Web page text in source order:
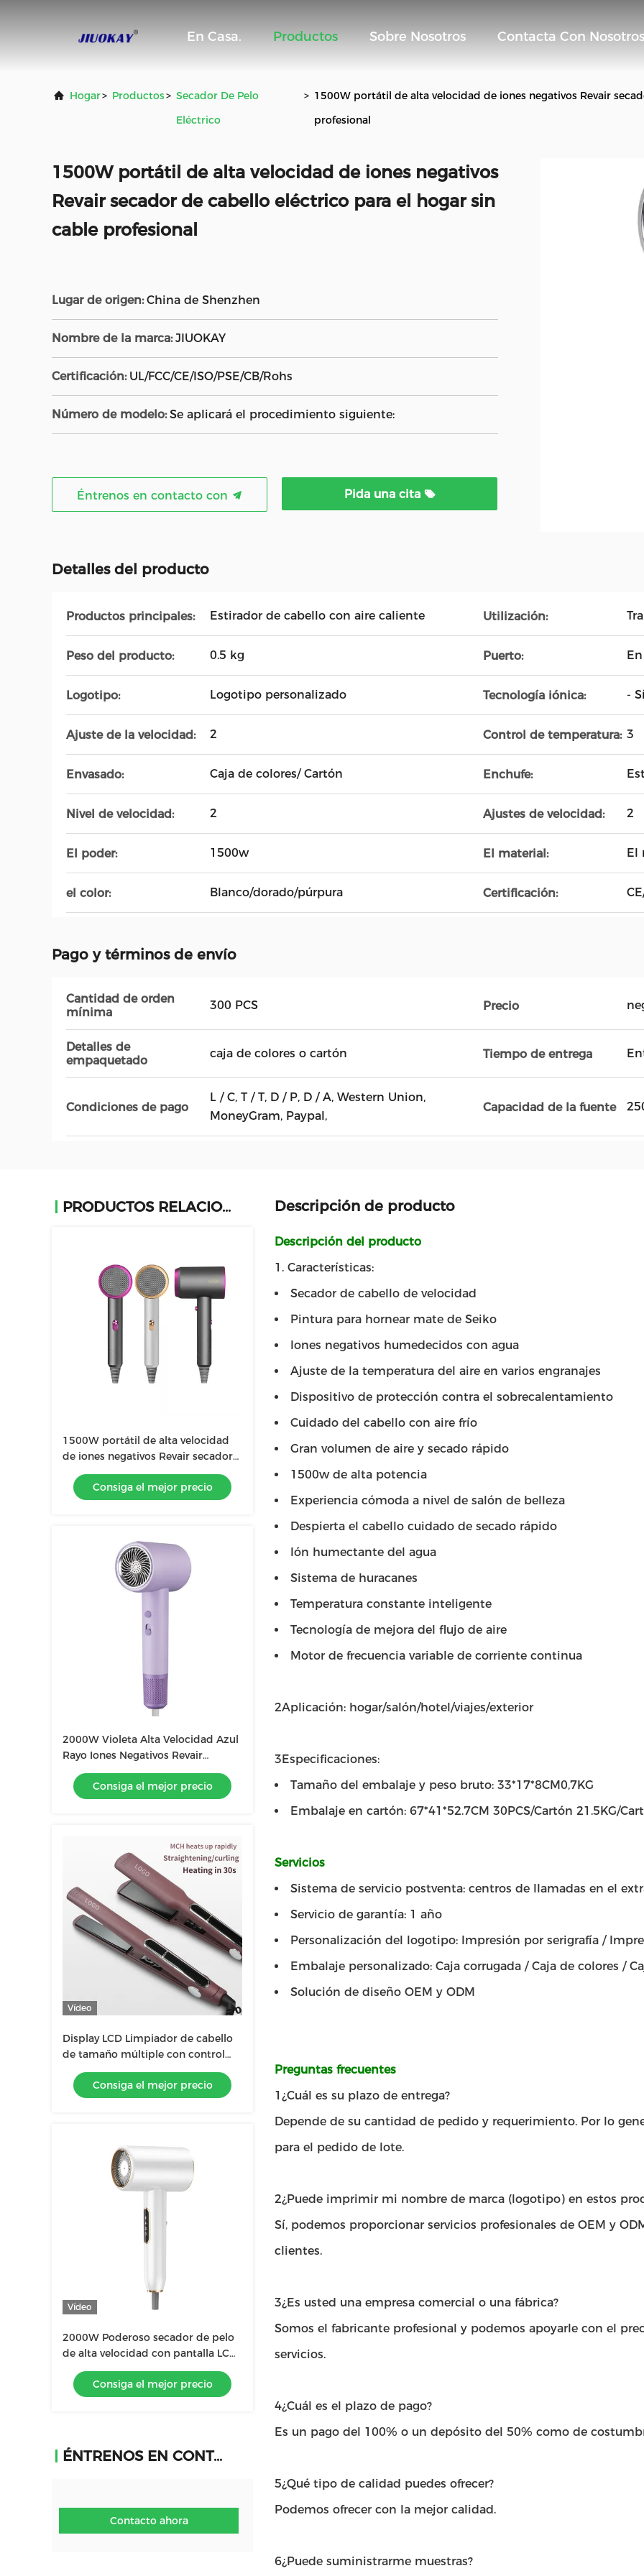
En Casa. Productos Sobre Nosotros Contacta Con Nosotros
Hogar> Productos> Secador De Pelo
Eléctrico
> 1500W portátil de alta velocidad de iones negativos Revair
profesional
1500W portátil de alta velocidad de iones negativos
Revair secador de cabello eléctrico para el hogar sin
cable profesional
Lugar de origen: China de Shenzhen
Nombre de la marca: JIUOKAY
Certificación: UL/FCC/CE/ISO/PSE/CB/Rohs
Número de modelo: Se aplicará el procedimiento siguiente:
Éntrenos en contacto con Pida una cita
Detalles del producto
Productos principales: Estirador de cabello con aire caliente Utilización:
Peso del producto: 0.5 kg Puerto:
Logotipo: Logotipo personalizado Tecnología iónica: -
Ajuste de la velocidad: 2 Control de temperatura: 3
Envasado: Caja de colores/ Cartón Enchufe:
Nivel de velocidad: 2 Ajustes de velocidad: 2
El poder: 1500w El material: El
el color: Blanco/dorado/púrpura Certificación:
Pago y términos de envío
Cantidad de orden
mínima
300 PCS Precio
Detalles de
empaquetado
caja de colores o cartón Tiempo de entrega
Condiciones de pago
L / C, T / T, D / P, D / A, Western Union,
MoneyGram, Paypal,
Capacidad de la fuente
PRODUCTOS RELACIONADOS
1500W portátil de alta velocidad
de iones negativos Revair secador
de cabello eléctrico para el hogar
sin cable profesional
Consiga el mejor precio
2000W Violeta Alta Velocidad Azul
Rayo Iones Negativos Revair
Secador de cabello Temperatura
ajustable para uso doméstico
Consiga el mejor precio
Vídeo
Display LCD Limpiador de cabello
de tamaño múltiple con control
táctil y tecnología de calefacción
MCH
Consiga el mejor precio
Vídeo
2000W Poderoso secador de pelo
de alta velocidad con pantalla LCD
de cristal líquido de iones
negativosConsiga el mejor precio
ÉNTRENOS EN CONTACTO CON
Contacto ahora
Descripción de producto
Descripción del producto
1. Características:
Secador de cabello de velocidad
Pintura para hornear mate de Seiko
Iones negativos humedecidos con agua
Ajuste de la temperatura del aire en varios engranajes
Dispositivo de protección contra el sobrecalentamiento
Cuidado del cabello con aire frío
Gran volumen de aire y secado rápido
1500w de alta potencia
Experiencia cómoda a nivel de salón de belleza
Despierta el cabello cuidado de secado rápido
Ión humectante del agua
Sistema de huracanes
Temperatura constante inteligente
Tecnología de mejora del flujo de aire
Motor de frecuencia variable de corriente continua
2Aplicación: hogar/salón/hotel/viajes/exterior
3Especificaciones:
Tamaño del embalaje y peso bruto: 33*17*8CM0,7KG
Embalaje en cartón: 67*41*52.7CM 30PCS/Cartón 21.5KG/
Servicios
Sistema de servicio postventa: centros de llamadas en el
Servicio de garantía: 1 año
Personalización del logotipo: Impresión por serigrafía /
Embalaje personalizado: Caja corrugada / Caja de colores /
Solución de diseño OEM y ODM
Preguntas frecuentes
1¿Cuál es su plazo de entrega?
Depende de su cantidad de pedido y requerimiento. Por lo
para el pedido de lote.
2¿Puede imprimir mi nombre de marca (logotipo) en estos
Sí, podemos proporcionar servicios profesionales de OEM y
clientes.
3¿Es usted una empresa comercial o una fábrica?
Somos el fabricante profesional y podemos apoyarle con el
servicios.
4¿Cuál es el plazo de pago?
Es un pago del 100% o un depósito del 50% como de
5¿Qué tipo de calidad puedes ofrecer?
Podemos ofrecer con la mejor calidad.
6¿Puede suministrarme muestras?